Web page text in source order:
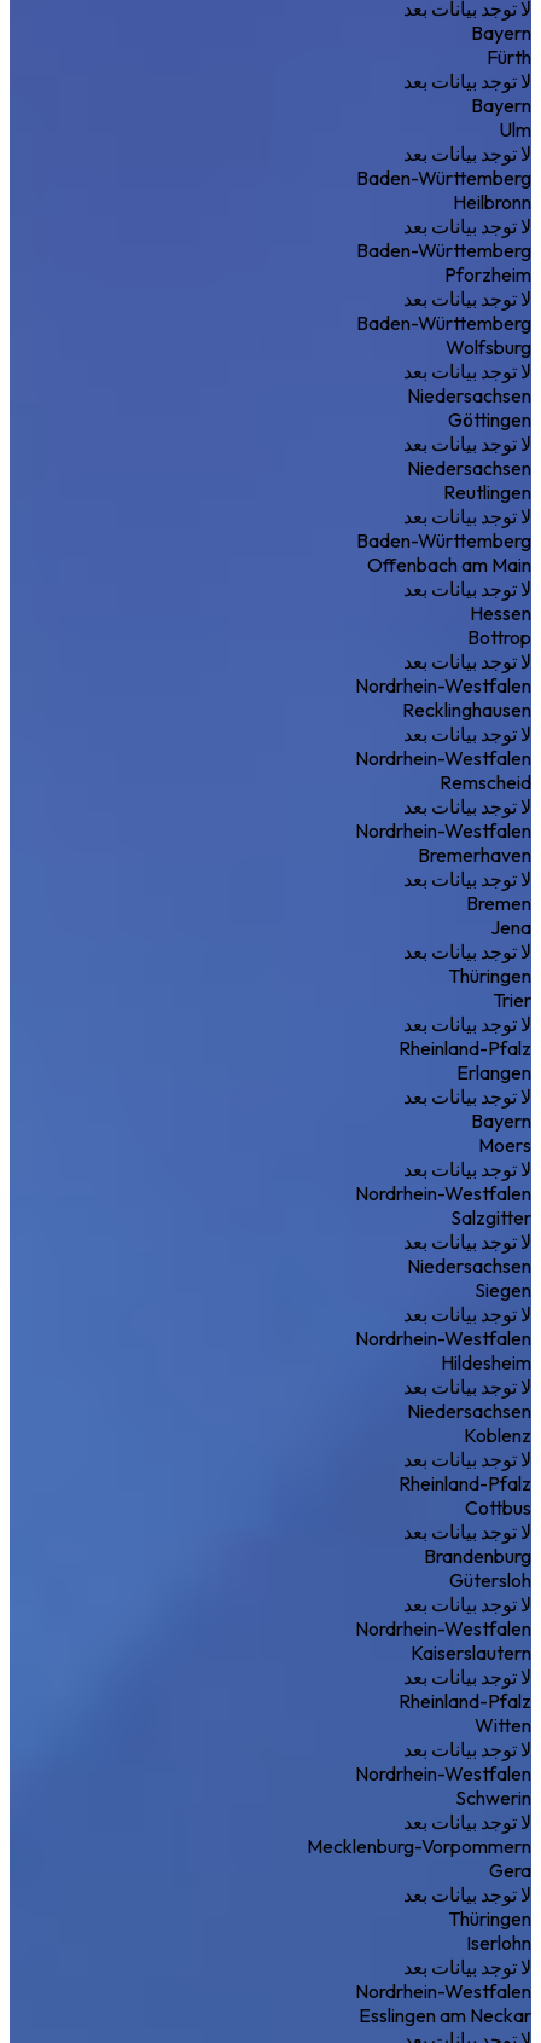
لا توجد بيانات بعد
Bayern
Fürth
لا توجد بيانات بعد
Bayern
Ulm
لا توجد بيانات بعد
Baden-Württemberg
Heilbronn
لا توجد بيانات بعد
Baden-Württemberg
Pforzheim
لا توجد بيانات بعد
Baden-Württemberg
Wolfsburg
لا توجد بيانات بعد
Niedersachsen
Göttingen
لا توجد بيانات بعد
Niedersachsen
Reutlingen
لا توجد بيانات بعد
Baden-Württemberg
Offenbach am Main
لا توجد بيانات بعد
Hessen
Bottrop
لا توجد بيانات بعد
Nordrhein-Westfalen
Recklinghausen
لا توجد بيانات بعد
Nordrhein-Westfalen
Remscheid
لا توجد بيانات بعد
Nordrhein-Westfalen
Bremerhaven
لا توجد بيانات بعد
Bremen
Jena
لا توجد بيانات بعد
Thüringen
Trier
لا توجد بيانات بعد
Rheinland-Pfalz
Erlangen
لا توجد بيانات بعد
Bayern
Moers
لا توجد بيانات بعد
Nordrhein-Westfalen
Salzgitter
لا توجد بيانات بعد
Niedersachsen
Siegen
لا توجد بيانات بعد
Nordrhein-Westfalen
Hildesheim
لا توجد بيانات بعد
Niedersachsen
Koblenz
لا توجد بيانات بعد
Rheinland-Pfalz
Cottbus
لا توجد بيانات بعد
Brandenburg
Gütersloh
لا توجد بيانات بعد
Nordrhein-Westfalen
Kaiserslautern
لا توجد بيانات بعد
Rheinland-Pfalz
Witten
لا توجد بيانات بعد
Nordrhein-Westfalen
Schwerin
لا توجد بيانات بعد
Mecklenburg-Vorpommern
Gera
لا توجد بيانات بعد
Thüringen
Iserlohn
لا توجد بيانات بعد
Nordrhein-Westfalen
Esslingen am Neckar